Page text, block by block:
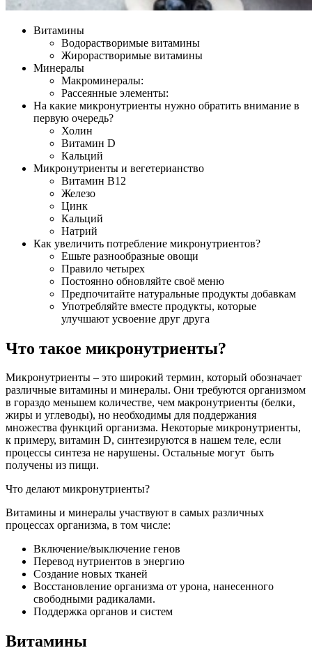
Витамины
Водорастворимые витамины
Жирорастворимые витамины
Минералы
Макроминералы:
Рассеянные элементы:
На какие микронутриенты нужно обратить внимание в
первую очередь?
Холин
Витамин D
Кальций
Микронутриенты и вегетерианство
Витамин B12
Железо
Цинк
Кальций
Натрий
Как увеличить потребление микронутриентов?
Ешьте разнообразные овощи
Правило четырех
Постоянно обновляйте своё меню
Предпочитайте натуральные продукты добавкам
Употребляйте вместе продукты, которые
улучшают усвоение друг друга
Что такое микронутриенты?
Микронутриенты – это широкий термин, который обозначает
различные витамины и минералы. Они требуются организмом
в гораздо меньшем количестве, чем макронутриенты (белки,
жиры и углеводы), но необходимы для поддержания
множества функций организма. Некоторые микронутриенты,
к примеру, витамин D, синтезируются в нашем теле, если
процессы синтеза не нарушены. Остальные могут быть
получены из пищи.
Что делают микронутриенты?
Витамины и минералы участвуют в самых различных
процессах организма, в том числе:
Включение/выключение генов
Перевод нутриентов в энергию
Создание новых тканей
Восстановление организма от урона, нанесенного
свободными радикалами.
Поддержка органов и систем
Витамины